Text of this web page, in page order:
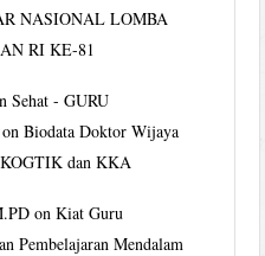
NASIONAL LOMBA
RI KE-81
Sehat - GURU
onBiodata Doktor Wijaya
dan KKA
onKiat Guru
Pembelajaran Mendalam